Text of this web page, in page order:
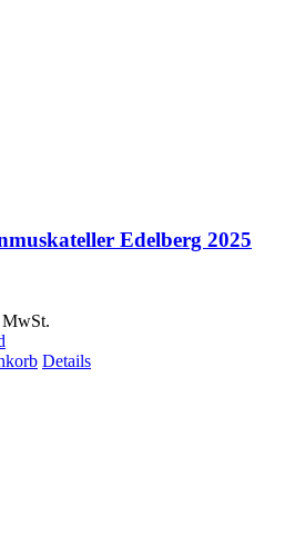
Edelberg 2025
Details